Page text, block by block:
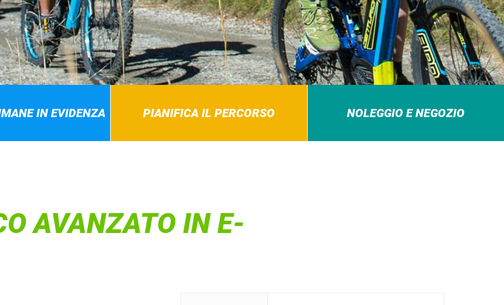
IN EVIDENZA PIANIFICA IL PERCORSO NOLEGGIO E NEGOZIO
AVANZATO IN E-